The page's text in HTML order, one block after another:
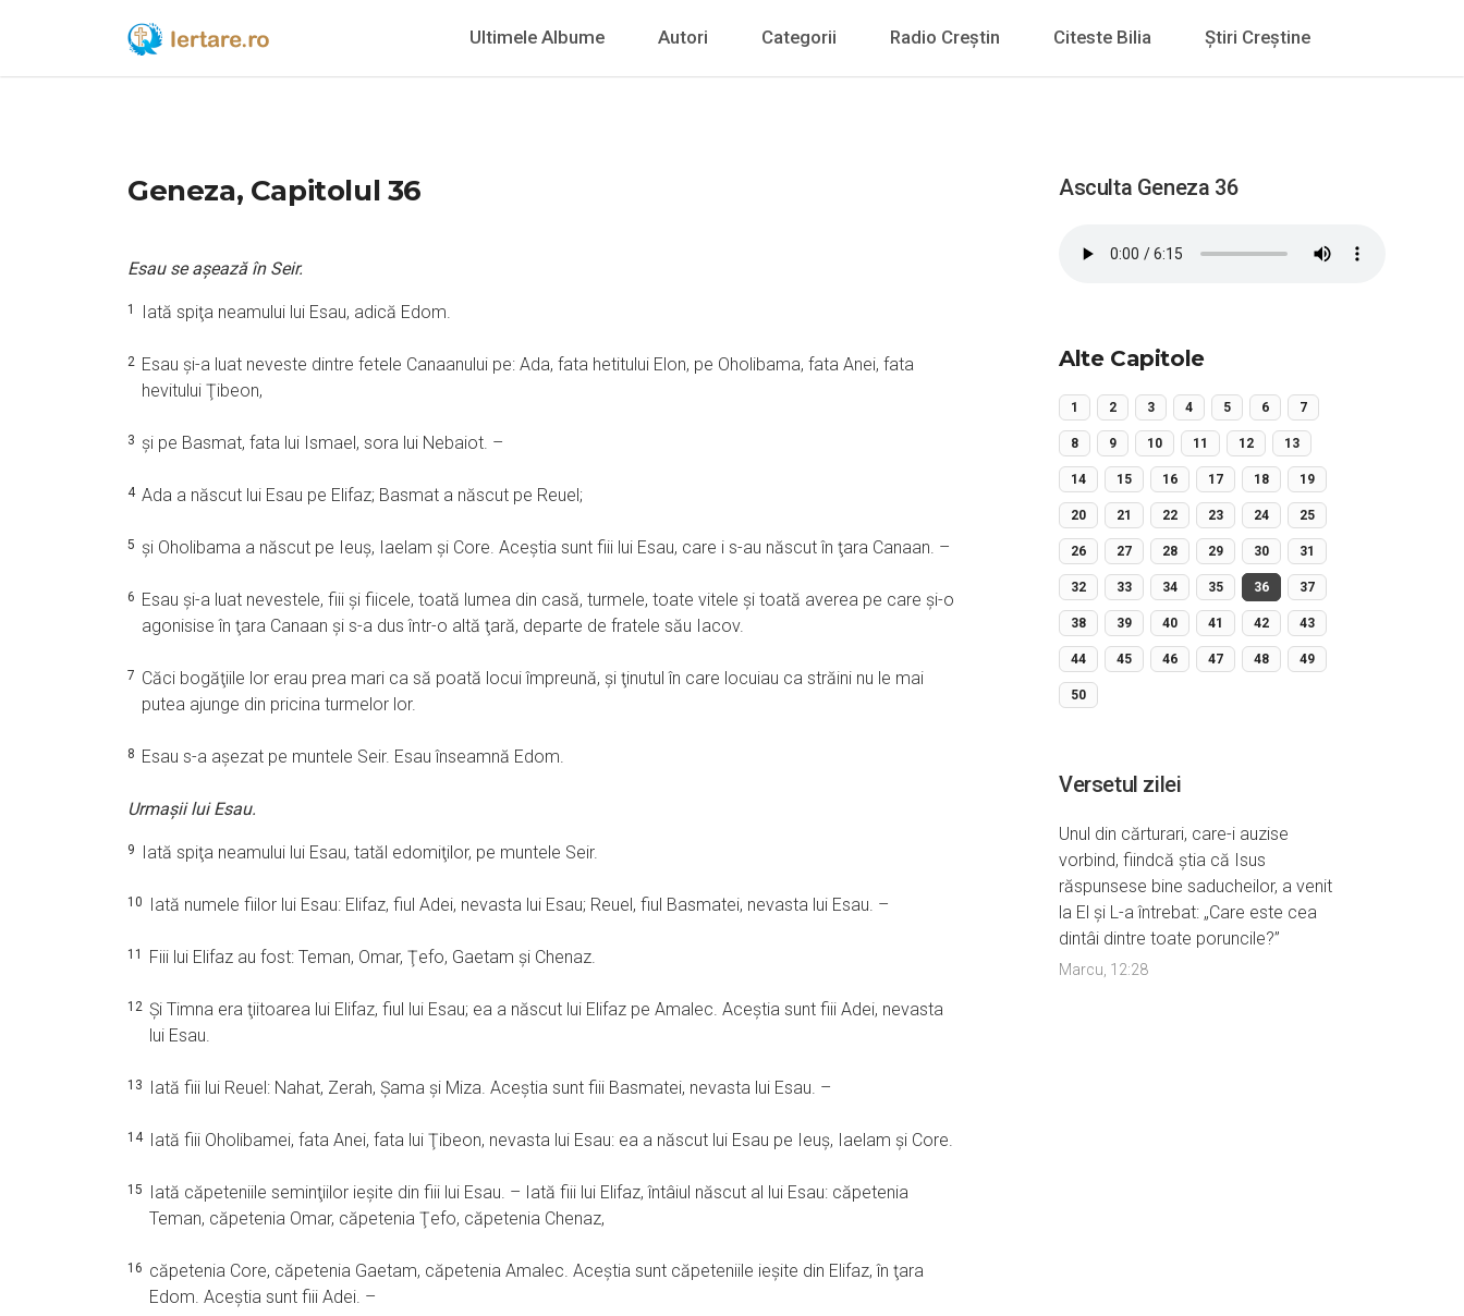
Ultimele Albume Autori Categorii Radio Creștin Citeste Bilia Știri Creștine
Geneza, Capitolul 36
Esau se aşează în Seir.
1 Iată spiţa neamului lui Esau, adică Edom.
2 Esau şi-a luat neveste dintre fetele Canaanului pe: Ada, fata hetitului Elon, pe Oholibama, fata Anei, fata
hevitului Ţibeon,
3 şi pe Basmat, fata lui Ismael, sora lui Nebaiot. –
4 Ada a născut lui Esau pe Elifaz; Basmat a născut pe Reuel;
5 şi Oholibama a născut pe Ieuş, Iaelam şi Core. Aceştia sunt fiii lui Esau, care i s-au născut în ţara Canaan. –
6 Esau şi-a luat nevestele, fiii şi fiicele, toată lumea din casă, turmele, toate vitele şi toată averea pe care şi-o
agonisise în ţara Canaan şi s-a dus într-o altă ţară, departe de fratele său Iacov.
7 Căci bogăţiile lor erau prea mari ca să poată locui împreună, şi ţinutul în care locuiau ca străini nu le mai
putea ajunge din pricina turmelor lor.
8 Esau s-a aşezat pe muntele Seir. Esau înseamnă Edom.
Urmaşii lui Esau.
9 Iată spiţa neamului lui Esau, tatăl edomiţilor, pe muntele Seir.
10 Iată numele fiilor lui Esau: Elifaz, fiul Adei, nevasta lui Esau; Reuel, fiul Basmatei, nevasta lui Esau. –
11 Fiii lui Elifaz au fost: Teman, Omar, Ţefo, Gaetam şi Chenaz.
12 Şi Timna era ţiitoarea lui Elifaz, fiul lui Esau; ea a născut lui Elifaz pe Amalec. Aceştia sunt fiii Adei, nevasta
lui Esau.
13 Iată fiii lui Reuel: Nahat, Zerah, Şama şi Miza. Aceştia sunt fiii Basmatei, nevasta lui Esau. –
14 Iată fiii Oholibamei, fata Anei, fata lui Ţibeon, nevasta lui Esau: ea a născut lui Esau pe Ieuş, Iaelam şi Core.
15
Iată căpeteniile seminţiilor ieşite din fiii lui Esau. – Iată fiii lui Elifaz, întâiul născut al lui Esau: căpetenia
Teman, căpetenia Omar, căpetenia Ţefo, căpetenia Chenaz,
16 căpetenia Core, căpetenia Gaetam, căpetenia Amalec. Aceştia sunt căpeteniile ieşite din Elifaz, în ţara
Edom. Aceştia sunt fiii Adei. –
Asculta Geneza 36
Alte Capitole
1 2 3 4 5 6 7
8 9 10 11 12 13
14 15 16 17 18 19
20 21 22 23 24 25
26 27 28 29 30 31
32 33 34 35 36 37
38 39 40 41 42 43
44 45 46 47 48 49
50
Versetul zilei
Unul din cărturari, care-i auzise
vorbind, fiindcă ştia că Isus
răspunsese bine saducheilor, a venit
la El şi L-a întrebat: „Care este cea
dintâi dintre toate poruncile?”
Marcu, 12:28